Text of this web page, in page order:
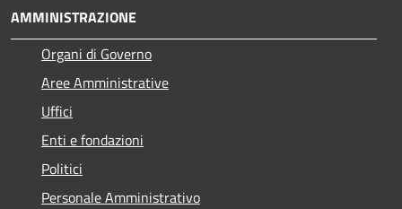
AMMINISTRAZIONE
Organi di Governo
Aree Amministrative
Uffici
Enti e fondazioni
Politici
Personale Amministrativo